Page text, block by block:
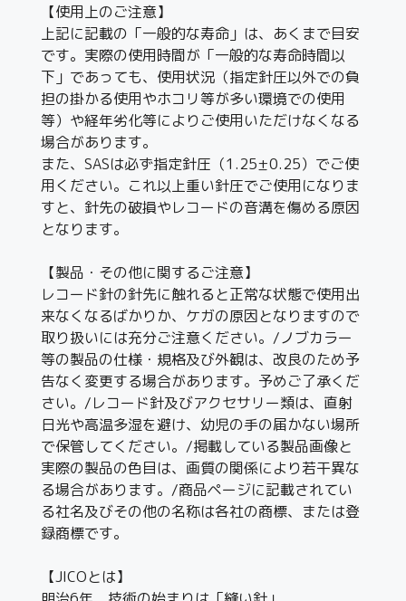
【使用上のご注意】
上記に記載の「一般的な寿命」は、あくまで目安
です。実際の使用時間が「一般的な寿命時間以
下」であっても、使用状況（指定針圧以外での負
担の掛かる使用やホコリ等が多い環境での使用
等）や経年劣化等によりご使用いただけなくなる
場合があります。
また、SASは必ず指定針圧（1.25±0.25）でご使
用ください。これ以上重い針圧でご使用になりま
すと、針先の破損やレコードの音溝を傷める原因
となります。
【製品・その他に関するご注意】
レコード針の針先に触れると正常な状態で使用出
来なくなるばかりか、ケガの原因となりますので
取り扱いには充分ご注意ください。/ノブカラー
等の製品の仕様・規格及び外観は、改良のため予
告なく変更する場合があります。予めご了承くだ
さい。/レコード針及びアクセサリー類は、直射
日光や高温多湿を避け、幼児の手の届かない場所
で保管してください。/掲載している製品画像と
実際の製品の色目は、画質の関係により若干異な
る場合があります。/商品ページに記載されてい
る社名及びその他の名称は各社の商標、または登
録商標です。
【JICOとは】